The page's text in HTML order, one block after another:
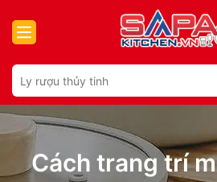
Cách trang trí